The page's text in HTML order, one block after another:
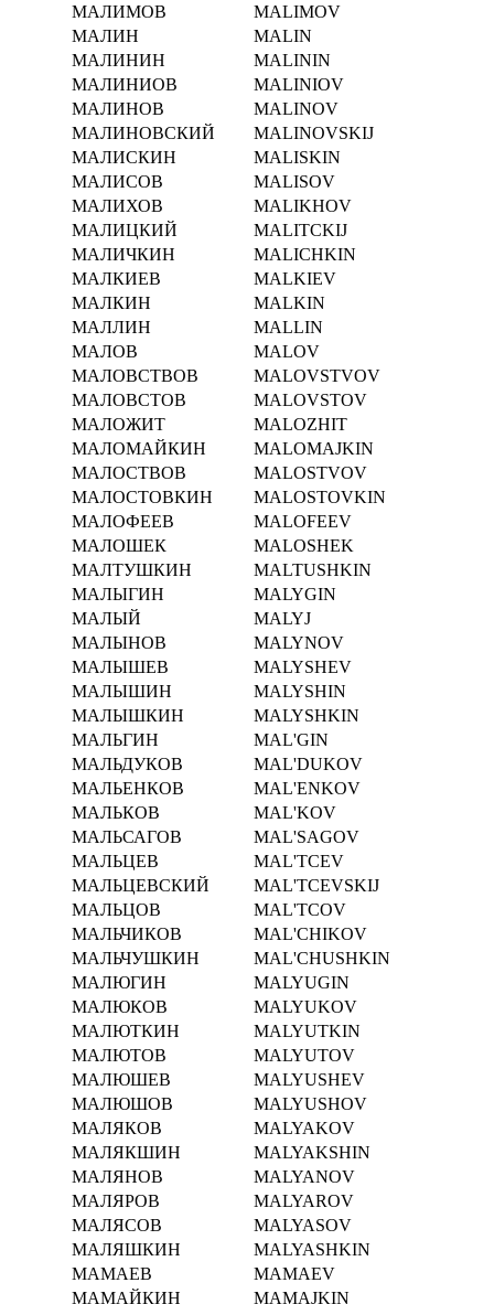
МАЛИМОВ
MALIMOV
МАЛИН
MALIN
МАЛИНИН
MALININ
МАЛИНИОВ
MALINIOV
МАЛИНОВ
MALINOV
МАЛИНОВСКИЙ
MALINOVSKIJ
МАЛИСКИН
MALISKIN
МАЛИСОВ
MALISOV
МАЛИХОВ
MALIKHOV
МАЛИЦКИЙ
MALITCKIJ
МАЛИЧКИН
MALICHKIN
МАЛКИЕВ
MALKIEV
МАЛКИН
MALKIN
МАЛЛИН
MALLIN
МАЛОВ
MALOV
МАЛОВСТВОВ
MALOVSTVOV
МАЛОВСТОВ
MALOVSTOV
МАЛОЖИТ
MALOZHIT
МАЛОМАЙКИН
MALOMAJKIN
МАЛОСТВОВ
MALOSTVOV
МАЛОСТОВКИН
MALOSTOVKIN
МАЛОФЕЕВ
MALOFEEV
МАЛОШЕК
MALOSHEK
МАЛТУШКИН
MALTUSHKIN
МАЛЫГИН
MALYGIN
МАЛЫЙ
MALYJ
МАЛЫНОВ
MALYNOV
МАЛЫШЕВ
MALYSHEV
МАЛЫШИН
MALYSHIN
МАЛЫШКИН
MALYSHKIN
МАЛЬГИН
MAL'GIN
МАЛЬДУКОВ
MAL'DUKOV
МАЛЬЕНКОВ
MAL'ENKOV
МАЛЬКОВ
MAL'KOV
МАЛЬСАГОВ
MAL'SAGOV
МАЛЬЦЕВ
MAL'TCEV
МАЛЬЦЕВСКИЙ
MAL'TCEVSKIJ
МАЛЬЦОВ
MAL'TCOV
МАЛЬЧИКОВ
MAL'CHIKOV
МАЛЬЧУШКИН
MAL'CHUSHKIN
МАЛЮГИН
MALYUGIN
МАЛЮКОВ
MALYUKOV
МАЛЮТКИН
MALYUTKIN
МАЛЮТОВ
MALYUTOV
МАЛЮШЕВ
MALYUSHEV
МАЛЮШОВ
MALYUSHOV
МАЛЯКОВ
MALYAKOV
МАЛЯКШИН
MALYAKSHIN
МАЛЯНОВ
MALYANOV
МАЛЯРОВ
MALYAROV
МАЛЯСОВ
MALYASOV
МАЛЯШКИН
MALYASHKIN
МАМАЕВ
MAMAEV
МАМАЙКИН
MAMAJKIN